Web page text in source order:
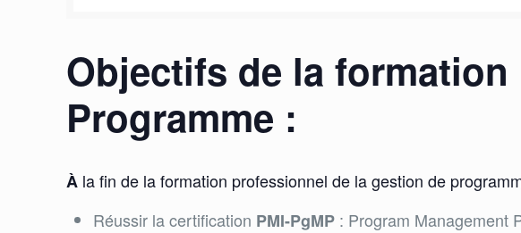
Objectifs de la
Programme :
À la fin de la formation professionnel de la gestion de
Réussir la certification PMI-PgMP : Program Management